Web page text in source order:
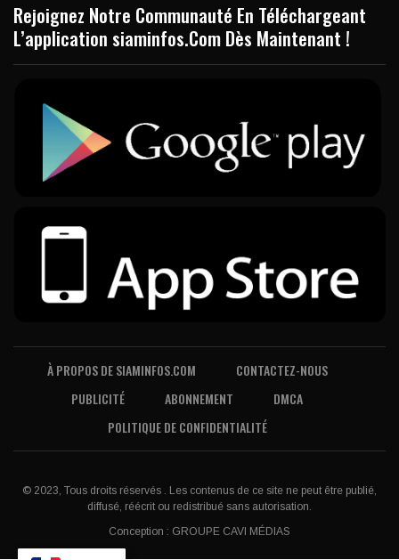
Rejoignez Notre Communauté En Téléchargeant
L’application siaminfos.Com Dès Maintenant !
À PROPOS DE SIAMINFOS.COM
CONTACTEZ-NOUS
PUBLICITÉ
ABONNEMENT
DMCA
POLITIQUE DE CONFIDENTIALITÉ
© 2023, Tous droits réservés . Les contenus de ce site ne peut être publié,
diffusé, réécrit ou redistribué sans autorisation.
Conception : GROUPE CAVI MÉDIAS